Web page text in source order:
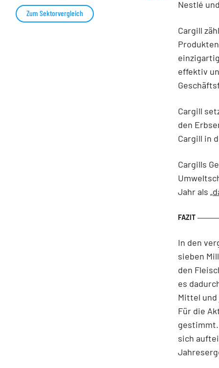
Nestlé
Cargill
effektiv
Cargill
den
Cargill in
Cargills
Jahr als
In den
sieben
den
es
Mittel
Für die
sich
Zum Sektorvergleich